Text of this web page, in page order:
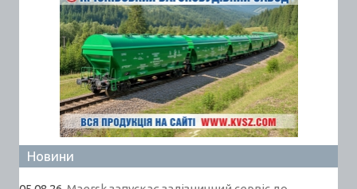
Новини